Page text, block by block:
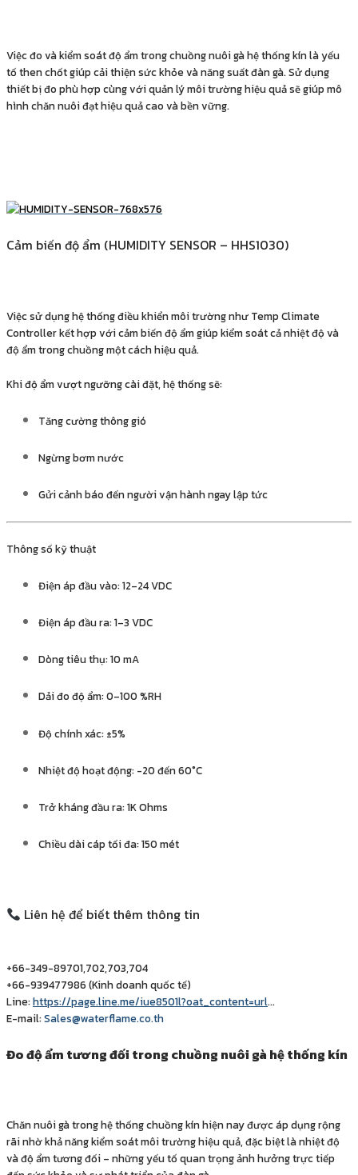
Việc đo và kiểm soát độ ẩm trong chuồng nuôi gà hệ thống kín là yếu
tố then chốt giúp cải thiện sức khỏe và năng suất đàn gà. Sử dụng
thiết bị đo phù hợp cùng với quản lý môi trường hiệu quả sẽ giúp mô
hình chăn nuôi đạt hiệu quả cao và bền vững.
Cảm biến độ ẩm (HUMIDITY SENSOR – HHS1030)
Việc sử dụng hệ thống điều khiển môi trường như Temp Climate
Controller kết hợp với cảm biến độ ẩm giúp kiểm soát cả nhiệt độ và
độ ẩm trong chuồng một cách hiệu quả.
Khi độ ẩm vượt ngưỡng cài đặt, hệ thống sẽ:
Tăng cường thông gió
Ngừng bơm nước
Gửi cảnh báo đến người vận hành ngay lập tức
Thông số kỹ thuật
Điện áp đầu vào: 12–24 VDC
Điện áp đầu ra: 1–3 VDC
Dòng tiêu thụ: 10 mA
Dải đo độ ẩm: 0–100 %RH
Độ chính xác: ±5%
Nhiệt độ hoạt động: -20 đến 60°C
Trở kháng đầu ra: 1K Ohms
Chiều dài cáp tối đa: 150 mét
Liên hệ để biết thêm thông tin
+66-349-89701,702,703,704
+66-939477986 (Kinh doanh quốc tế)
Line:https://page.line.me/iue8501l?oat_content=url…
E-mail:Sales@waterflame.co.th
Đo độ ẩm tương đối trong chuồng nuôi gà hệ thống kín
Chăn nuôi gà trong hệ thống chuồng kín hiện nay được áp dụng rộng
rãi nhờ khả năng kiểm soát môi trường hiệu quả, đặc biệt là nhiệt độ
và độ ẩm tương đối – những yếu tố quan trọng ảnh hưởng trực tiếp